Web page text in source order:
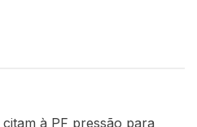
à PF pressão para